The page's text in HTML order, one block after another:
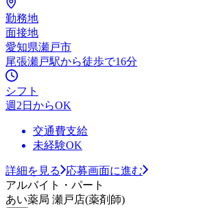
勤務地
面接地
愛知県瀬戸市
尾張瀬戸駅から徒歩で16分
シフト
週2日からOK
交通費支給
未経験OK
詳細を見る
応募画面に進む
アルバイト・パート
あい薬局 瀬戸店(薬剤師)